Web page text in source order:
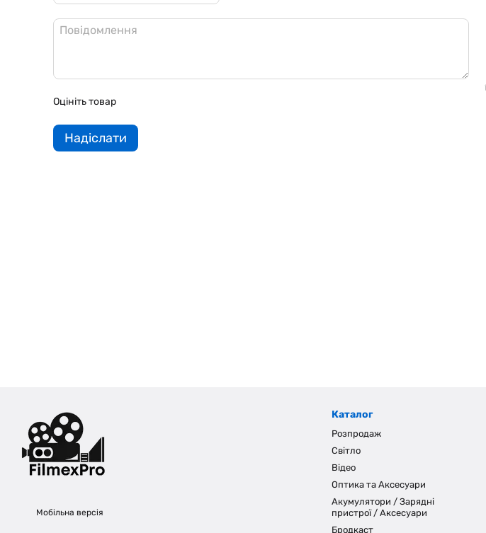
Оцініть товар
Надіслати
Мобільна версія
Каталог
Розпродаж
Світло
Відео
Оптика та Аксесуари
Акумулятори / Зарядні
пристрої / Аксесуари
Бродкаст